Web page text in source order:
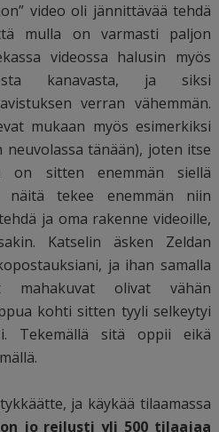
video oli jännittävää tehdä
mulla on varmasti paljon
videossa halusin myös
kanavasta, ja siksi
verran vähemmän.
mukaan myös esimerkiksi
tänään), joten itse
on sitten enemmän siellä
näitä tekee enemmän niin
ja oma rakenne videoille,
Katselin äsken Zeldan
ja ihan samalla
mahakuvat olivat vähän
kohti sitten tyyli selkeytyi
Tekemällä sitä oppii eikä
ja käykää tilaamassa
jo reilusti yli 500 tilaajaa